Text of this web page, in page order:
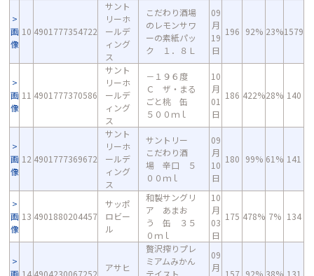
画
像
10 4901777354722
サント
リーホ
ールデ
ィング
ス
こだわり酒場
のレモンサワ
ーの素紙パッ
ク １．８Ｌ
09
月
19
日
196 92% 23%1579
画
像
11 4901777370586
サント
リーホ
ールデ
ィング
ス
－１９６度
Ｃ ザ・まる
ごと桃 缶
５００ｍｌ
10
月
01
日
186 422%28% 140
画
像
12 4901777369672
サント
リーホ
ールデ
ィング
ス
サントリー
こだわり酒
場 辛口 ５
００ｍｌ
09
月
10
日
180 99% 61% 141
画
像
13 4901880204457
サッポ
ロビー
ル
和製サングリ
ア あまお
う 缶 ３５
０ｍｌ
10
月
03
日
175 478% 7% 134
画 14 4904230067252
アサヒ
贅沢搾りプレ
ミアムみかん
テイスト
09
月
157 92% 38% 131